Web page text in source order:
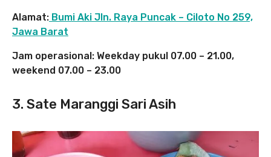
Alamat: Bumi Aki Jln. Raya Puncak – Ciloto No 259,
Jawa Barat
Jam operasional: Weekday pukul 07.00 – 21.00,
weekend 07.00 – 23.00
3. Sate Maranggi Sari Asih